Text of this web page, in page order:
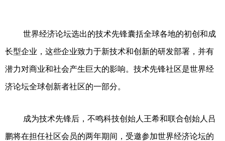
世界经济论坛选出的技术先锋囊括全球各地的初创和成
长型企业，这些企业致力于新技术和创新的研发部署，并有
潜力对商业和社会产生巨大的影响。技术先锋社区是世界经
济论坛全球创新者社区的一部分。
成为技术先锋后，不鸣科技创始人王希和联合创始人吕
鹏将在担任社区会员的两年期间，受邀参加世界经济论坛的